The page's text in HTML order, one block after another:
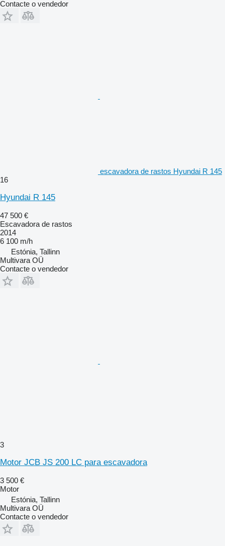
Contacte o vendedor
escavadora de rastos Hyundai R 145
16
Hyundai R 145
47 500 €
Escavadora de rastos
2014
6 100 m/h
Estónia, Tallinn
Multivara OÜ
Contacte o vendedor
3
Motor JCB JS 200 LC para escavadora
3 500 €
Motor
Estónia, Tallinn
Multivara OÜ
Contacte o vendedor